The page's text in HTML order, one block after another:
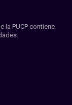
la PUCP contiene